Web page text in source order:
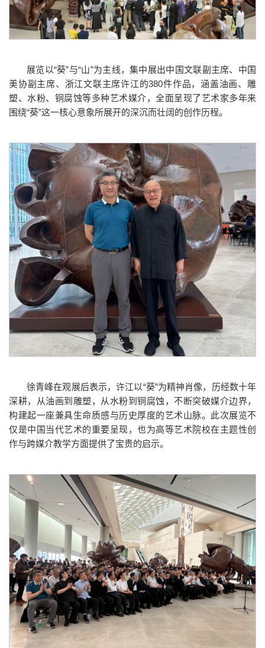
展览以“葵”与“山”为主线，集中展出中国文联副主席、中国
美协副主席、浙江文联主席许江的380件作品，涵盖油画、雕
塑、水粉、铜腐蚀等多种艺术媒介，全面呈现了艺术家多年来
围绕“葵”这一核心意象所展开的深沉而壮阔的创作历程。
徐青峰在观展后表示，许江以“葵”为精神肖像，历经数十年
深耕，从油画到雕塑，从水粉到铜腐蚀，不断突破媒介边界，
构建起一座兼具生命质感与历史厚度的艺术山脉。此次展览不
仅是中国当代艺术的重要呈现，也为高等艺术院校在主题性创
作与跨媒介教学方面提供了宝贵的启示。